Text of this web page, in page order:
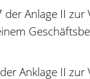
Anlage II zur
Anklage II zur